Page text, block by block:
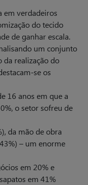
em verdadeiros
do tecido
de ganhar escala.
um conjunto
da realização do
se os
16 anos em que a
o setor sofreu de
da mão de obra
– um enorme
em 20% e
em 41%